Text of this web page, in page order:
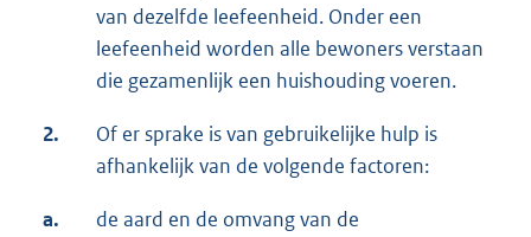
van dezelfde leefeenheid. Onder een
leefeenheid worden alle bewoners verstaan
die gezamenlijk een huishouding voeren.
2.
Of er sprake is van gebruikelijke hulp is
afhankelijk van de volgende factoren:
a.
de aard en de omvang van de